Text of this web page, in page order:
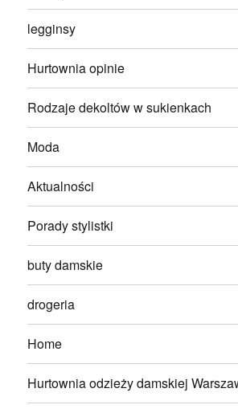
legginsy
Hurtownia opinie
Rodzaje dekoltów w sukienkach
Moda
Aktualności
Porady stylistki
buty damskie
drogeria
Home
Hurtownia odzieży damskiej